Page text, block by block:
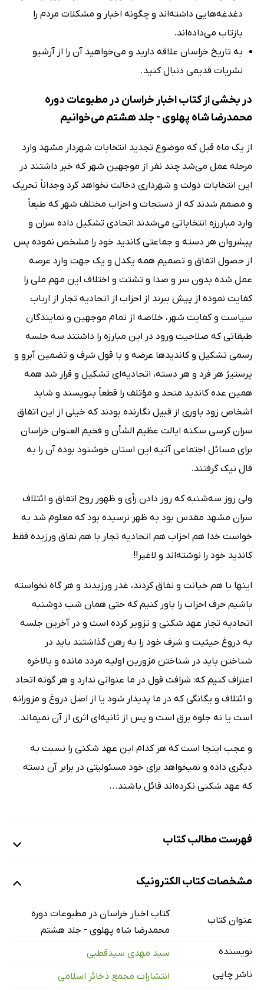
دغدغه‌هایی داشته‌اند و چگونه اخبار و مشکلات مردم را
بازتاب می‌داده‌اند.
به تاریخ خراسان علاقه دارید و می‌خواهید آن را از آرشیو
نشریات قدیمی دنبال کنید.
در بخشی از کتاب اخبار خراسان در مطبوعات دوره
محمدرضا شاه پهلوی - جلد هشتم می‌خوانیم
از یک ماه قبل که موضوع تجدید انتخابات شهردار مشهد وارد
مرحله عمل می‌شد چند نفر از موجهین شهر که خبر داشتند در
این انتخابات دولت و شهرداری دخالت نخواهد کرد وجداناً تحریک
و مصمم شدند که از دستجات و احزاب مختلف شهر که طبعاً
وارد مباررزه انتخاباتی می‌شدند اتحادی تشکیل داده سران و
پیشروان هر دسته و جماعتی کاندید خود را مشخص نموده پس
از حصول اتفاق و تصمیم همه یکدل و یک جهت وارد عرصه
عمل شده بدون سر و صدا و تشتت و اختلاف این مهم ملی را
کفایت نموده از پیش ببرند از احزاب از اتحادیه تجار از ارباب
سیاست و کفایت شهر، خلاصه از تمام موجهین و نمایندگان
طبقاتی که صلاحیت ورود در این مبارزه را داشتند سه جلسه
رسمی تشکیل و کاندیدها عرضه و با قول شرف و تضمین آبرو و
پرستیژ هر فرد و هر دسته، اتحادیه‌ای تشکیل و قرار شد همه
همین عده کاندید متحد و مؤتلف را قطعاً بنویسند و شاید
اشخاص زود باوری از قبیل نگارنده بودند که خیلی از این اتفاق
سران کرسی سکنه ایالت عظیم الشأن و فخیم العنوان خراسان
برای مسائل اجتماعی آتیه این استان خوشنود بوده آن را به
فال نیک گرفتند.
ولی روز سه‌شنبه که روز دادن رأی و ظهور روح اتفاق و ائتلاف
سران مشهد مقدس بود به ظهر نرسیده بود که معلوم شد به
خواست خدا هم احزاب هم اتحادیه تجار با هم نفاق ورزیده فقط
کاندید خود را نوشته‌اند و لاغیر!!
اینها با هم خیانت و نفاق کردند، غدر ورزیدند و هر گاه نخواسته
باشیم حرف احزاب را باور کنیم که حتی همان شب دوشنبه
اتحادیه تجار عهد شکنی و تزویر کرده است و در آخرین جلسه
به دروغ حیثیت و شرف خود را به رهن گذاشتند باید در
شناختن باید در شناختن مزورین اولیه مردد مانده و بالاخره
اعتراف کنیم که: شرافت قول در ما عنوانی ندارد و هر گونه اتحاد
و ائتلاف و یگانگی که در ما پدیدار شود یا از اصل دروغ و مزورانه
است یا نه جلوه برق است و پس از ثانیه‌ای اثری از آن نمیماند.
و عجب اینجا است که هر کدام این عهد شکنی را نسبت به
دیگری داده و نمیخواهد برای خود مسئولیتی در برابر آن دسته
که عهد شکنی نکرده‌اند قائل باشند...
فهرست مطالب کتاب
اقدامات اصلاحی در آستان قدس
خلاصه آمار بنگاه‌های خیریه آستان قدس در ماه آبان 1321
اعانت بینوایان به قدر استطاعت
اقدامات بهداری شهرداری از فروردین تا آبان 1321
مشخصات کتاب الکترونیک
عنوان کتاب
کتاب اخبار خراسان در مطبوعات دوره
محمدرضا شاه پهلوی - جلد هشتم
نویسنده
سید مهدی سیدقطبی
ناشر چاپی
انتشارات مجمع ذخائر اسلامی